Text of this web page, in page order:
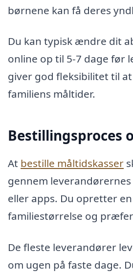
børnene kan få deres
Du kan typisk ændre dit
online op til 5-7 dage før
giver god fleksibilitet til
familiens måltider.
Bestillingsproces
At bestille måltidskasser
gennem
eller apps. Du opretter
familiestørrelse og
De fleste leverandører
om ugen på faste dage.